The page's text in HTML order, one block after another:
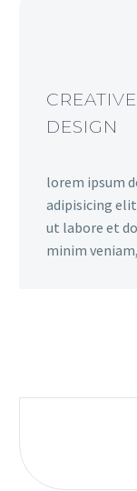
CREATIVE
DESIGN
lorem ipsum
adipisicing
ut labore et
minim